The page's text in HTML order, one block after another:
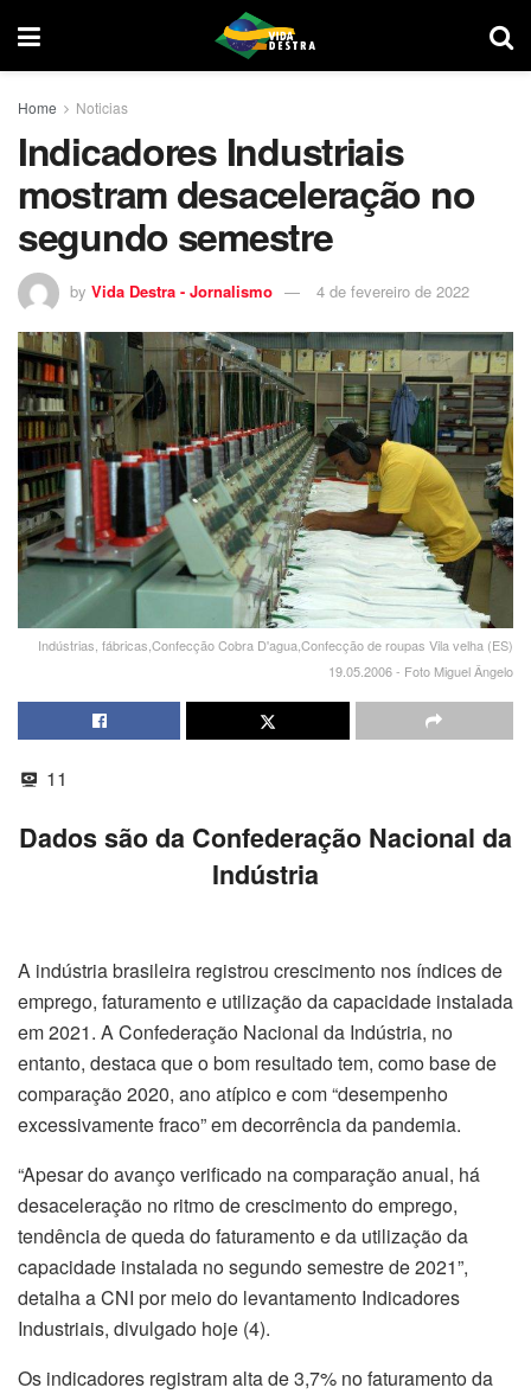
Home Noticias
Indicadores Industriais
mostram desaceleração no
segundo semestre
by Vida Destra - Jornalismo 4 de fevereiro de 2022
Indústrias, fábricas,Confecção Cobra D'agua,Confecção de roupas Vila velha (ES)
19.05.2006 - Foto Miguel Ângelo
11
Dados são da Confederação Nacional da
Indústria
A indústria brasileira registrou crescimento nos índices de
emprego, faturamento e utilização da capacidade instalada
em 2021. A Confederação Nacional da Indústria, no
entanto, destaca que o bom resultado tem, como base de
comparação 2020, ano atípico e com “desempenho
excessivamente fraco” em decorrência da pandemia.
“Apesar do avanço verificado na comparação anual, há
desaceleração no ritmo de crescimento do emprego,
tendência de queda do faturamento e da utilização da
capacidade instalada no segundo semestre de 2021”,
detalha a CNI por meio do levantamento Indicadores
Industriais, divulgado hoje (4).
Os indicadores registram alta de 3,7% no faturamento da